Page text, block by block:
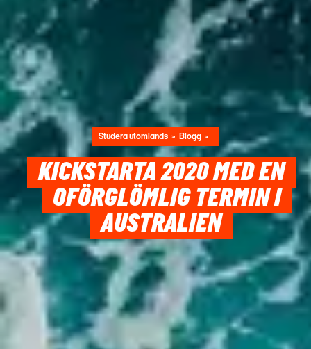
Studera utomlands Blogg
KICKSTARTA 2020 MED EN
OFÖRGLÖMLIG TERMIN I
AUSTRALIEN